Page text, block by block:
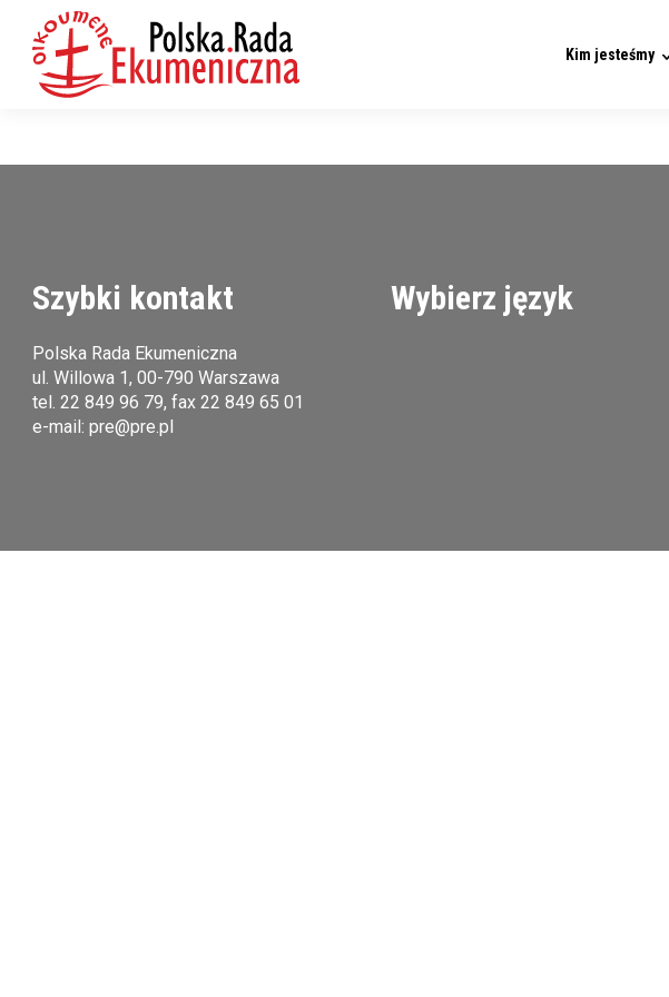
Kim jesteśmy
Szybki kontakt
Polska Rada Ekumeniczna
ul. Willowa 1, 00-790 Warszawa
tel.22 849 96 79, fax 22 849 65 01
e-mail:pre@pre.pl
Wybierz język